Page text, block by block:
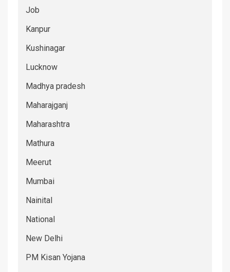
Job
Kanpur
Kushinagar
Lucknow
Madhya pradesh
Maharajganj
Maharashtra
Mathura
Meerut
Mumbai
Nainital
National
New Delhi
PM Kisan Yojana